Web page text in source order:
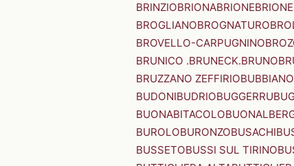
BRINZIOBRIONABRIONEBRIONE
BROGLIANOBROGNATURO
BROVELLO-CARPUGNINO
BRUNICO .BRUNECK.BRUNO
BRUZZANO ZEFFIRIOBUBBIANO
BUDONIBUDRIOBUGGERRU
BUONABITACOLO
BUROLOBURONZOBUSACHI
BUSSETOBUSSI SUL TIRINO